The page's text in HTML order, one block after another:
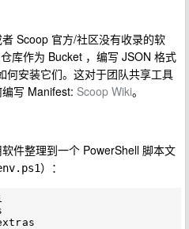
Scoop 官方/社区没有收录的软
库作为 Bucket ，编写 JSON 格式
何安装它们。这对于团队共享工具
写 Manifest: Scoop Wiki。
件整理到一个 PowerShell 脚本文
）：